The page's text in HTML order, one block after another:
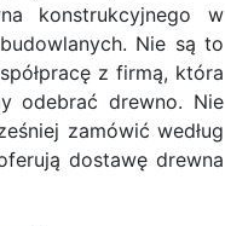
konstrukcyjnego w
Nie są to
z firmą, która
odebrać drewno. Nie
zamówić według
dostawę drewna